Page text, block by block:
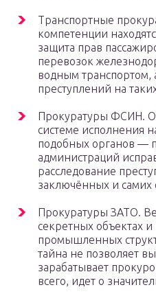
Транспортные
компетенции
защита прав
перевозок
водным транспортом,
преступлений на
Прокуратуры ФСИН.
системе исполнения
подобных органов —
администраций
расследование
заключённых и самих
Прокуратуры ЗАТО.
секретных объектах
промышленных
тайна не позволяет
зарабатывает
всего, идет о